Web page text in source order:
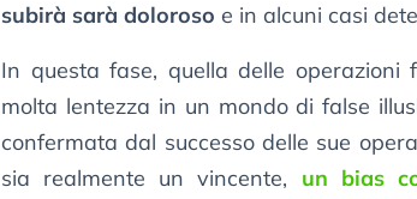
subirà sarà doloroso e in alcuni casi
In questa fase, quella delle
molta lentezza in un mondo di false
confermata dal successo delle sue
sia realmente un vincente, un bias